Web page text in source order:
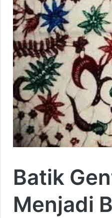
Batik
Menjadi